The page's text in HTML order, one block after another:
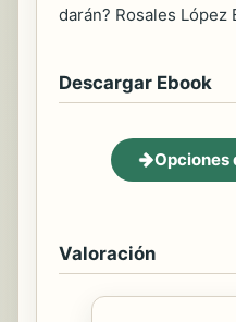
darán? Rosales López
Descargar Ebook
Opciones
Valoración